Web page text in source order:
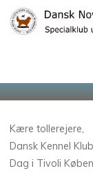
Skip
Kære tollerejere,
Dansk Kennel
Dag i Tivoli